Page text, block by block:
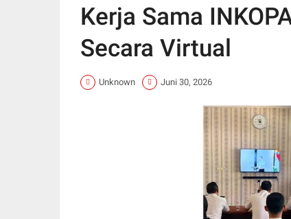
Kerja Sama
Secara Virtual
Unknown Juni 30, 2026